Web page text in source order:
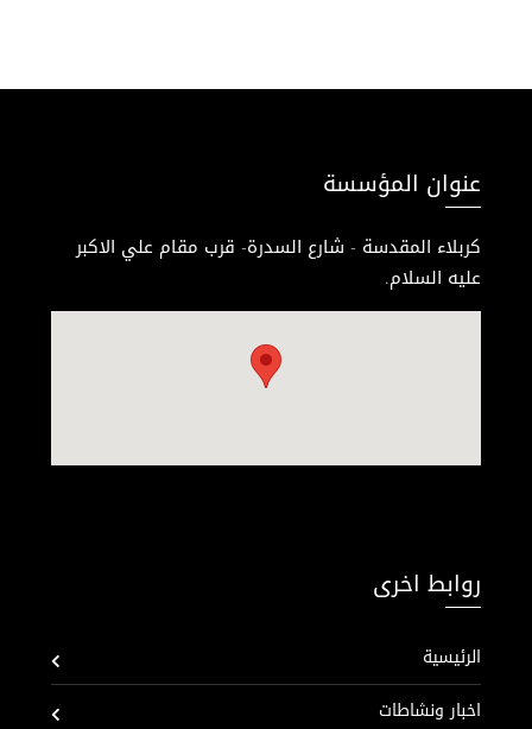
عنوان المؤسسة
كربلاء المقدسة - شارع السدرة- قرب مقام علي الاكبر
عليه السلام.
روابط اخرى
الرئيسية
اخبار ونشاطات